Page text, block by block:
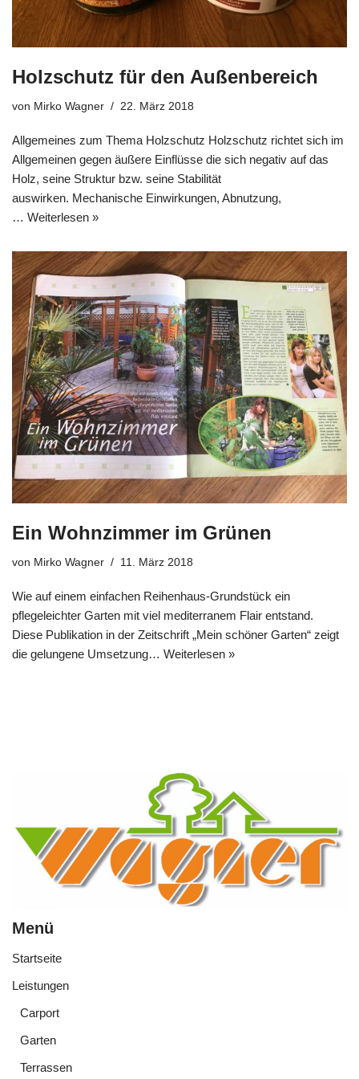
Holzschutz für den Außenbereich
von Mirko Wagner 22. März 2018
Allgemeines zum Thema Holzschutz Holzschutz richtet sich im
Allgemeinen gegen äußere Einflüsse die sich negativ auf das
Holz, seine Struktur bzw. seine Stabilität
auswirken. Mechanische Einwirkungen, Abnutzung,
… Weiterlesen »
Ein Wohnzimmer im Grünen
von Mirko Wagner 11. März 2018
Wie auf einem einfachen Reihenhaus-Grundstück ein
pflegeleichter Garten mit viel mediterranem Flair entstand.
Diese Publikation in der Zeitschrift „Mein schöner Garten“ zeigt
die gelungene Umsetzung… Weiterlesen »
Menü
Startseite
Leistungen
Carport
Garten
Terrassen